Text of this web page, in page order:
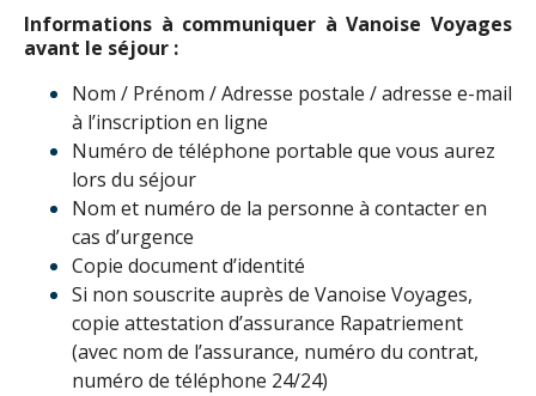
Informations à communiquer à Vanoise Voyages
avant le séjour :
Nom / Prénom / Adresse postale / adresse e-mail
à l’inscription en ligne
Numéro de téléphone portable que vous aurez
lors du séjour
Nom et numéro de la personne à contacter en
cas d’urgence
Copie document d’identité
Si non souscrite auprès de Vanoise Voyages,
copie attestation d’assurance Rapatriement
(avec nom de l’assurance, numéro du contrat,
numéro de téléphone 24/24)